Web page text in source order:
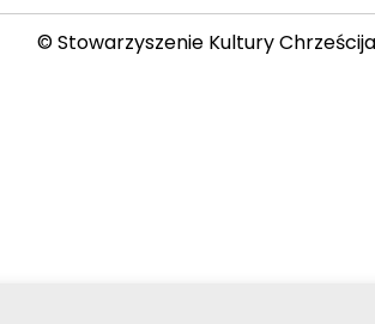
© Stowarzyszenie Kultury